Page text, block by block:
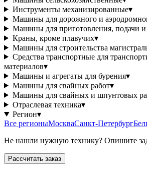
Инструменты механизированные▾
Машины для дорожного и
Машины для приготовления, подачи и
Краны, кроме плавучих▾
Машины для строительства
Средства транспортные для
материалов▾
Машины и агрегаты для бурения▾
Машины для свайных работ▾
Машины для свайных и шпунтовых
Отраслевая техника▾
Регион▾
Все регионыМоскваСанкт-Петербург
Не нашли нужную технику? Опишите
Рассчитать заказ